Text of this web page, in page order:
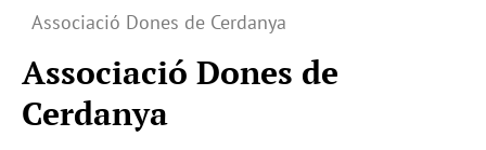
Associació Dones de Cerdanya
Associació Dones de
Cerdanya